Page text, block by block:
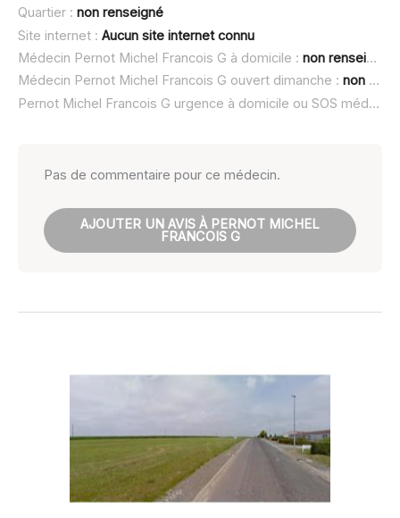
Quartier : non renseigné
Site internet : Aucun site internet connu
Médecin Pernot Michel Francois G à domicile : non renseigné
Médecin Pernot Michel Francois G ouvert dimanche : non renseigné
Pernot Michel Francois G urgence à domicile ou SOS médecin :
Pas de commentaire pour ce médecin.
AJOUTER UN AVIS À PERNOT MICHEL
FRANCOIS G